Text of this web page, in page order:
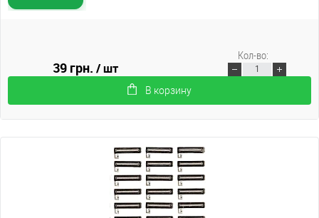
39 грн./ шт
В корзину
Кол-во: